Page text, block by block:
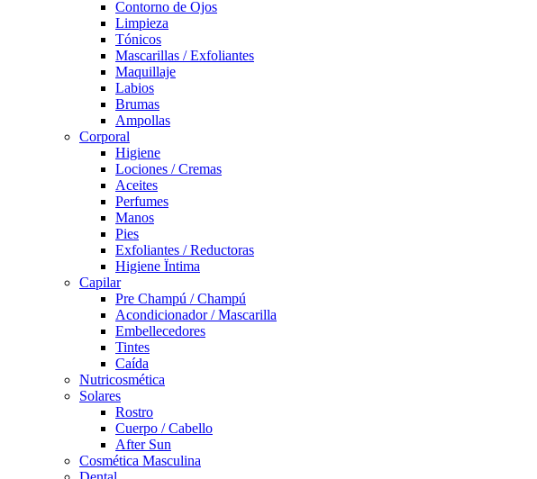
Contorno de Ojos
Limpieza
Tónicos
Mascarillas / Exfoliantes
Maquillaje
Labios
Brumas
Ampollas
Corporal
Higiene
Lociones / Cremas
Aceites
Perfumes
Manos
Pies
Exfoliantes / Reductoras
Higiene Ïntima
Capilar
Pre Champú / Champú
Acondicionador / Mascarilla
Embellecedores
Tintes
Caída
Nutricosmética
Solares
Rostro
Cuerpo / Cabello
After Sun
Cosmética Masculina